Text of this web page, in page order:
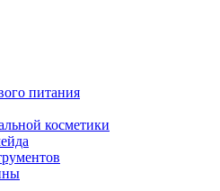
питания
косметики